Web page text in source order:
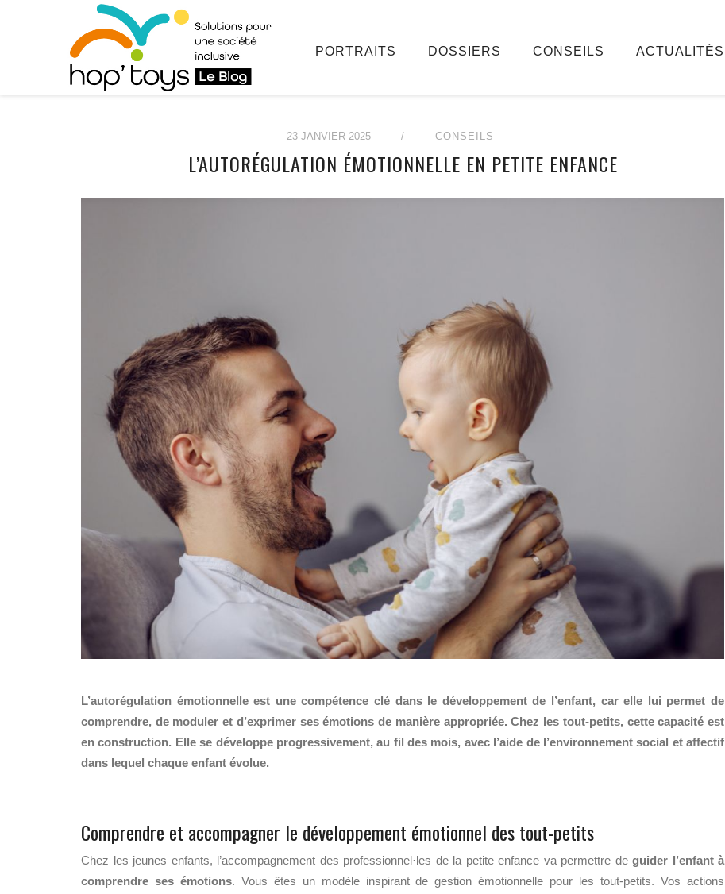
PORTRAITS DOSSIERS CONSEILS ACTUALITÉS
23 JANVIER 2025 / CONSEILS
L’AUTORÉGULATION ÉMOTIONNELLE EN PETITE ENFANCE
L’autorégulation émotionnelle est une compétence clé dans le développement de l’enfant, car elle lui permet de
comprendre, de moduler et d’exprimer ses émotions de manière appropriée. Chez les tout-petits, cette capacité est
en construction. Elle se développe progressivement, au fil des mois, avec l’aide de l’environnement social et affectif
dans lequel chaque enfant évolue.
Comprendre et accompagner le développement émotionnel des tout-petits
Chez les jeunes enfants, l’accompagnement des professionnel·les de la petite enfance va permettre de guider l’enfant à
comprendre ses émotions. Vous êtes un modèle inspirant de gestion émotionnelle pour les tout-petits. Vos actions